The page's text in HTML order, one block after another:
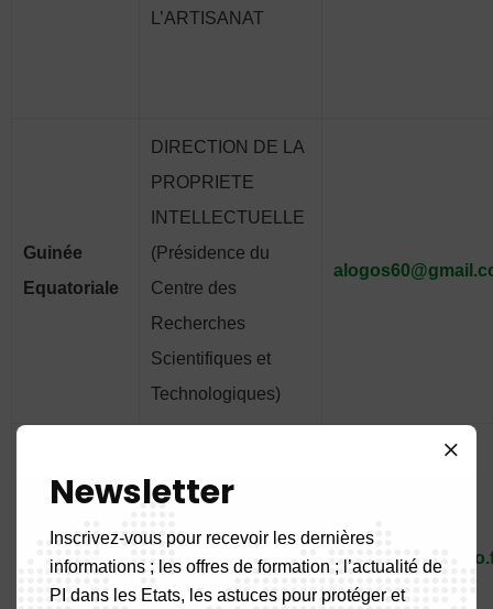
L’ARTISANAT
Guinée
Equatoriale
DIRECTION DE LA
PROPRIETE
INTELLECTUELLE
(Présidence du
Centre des
Recherches
Scientifiques et
Technologiques)
Mali
DE PROMOTION
INDUSTRIELLE(
CEMAPI ) (Ministère
Newsletter
Inscrivez-vous pour recevoir les dernières
informations ; les offres de formation ; l’actualité de
PI dans les Etats, les astuces pour protéger et